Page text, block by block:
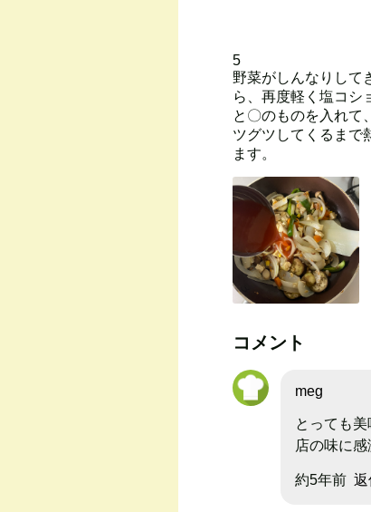
5
野菜がしんなりして
ら、再度軽く塩コシ
と〇のものを入れて
ツグツしてくるまで
ます。
コメント
meg
とっても
店の味に感
約5年前 返